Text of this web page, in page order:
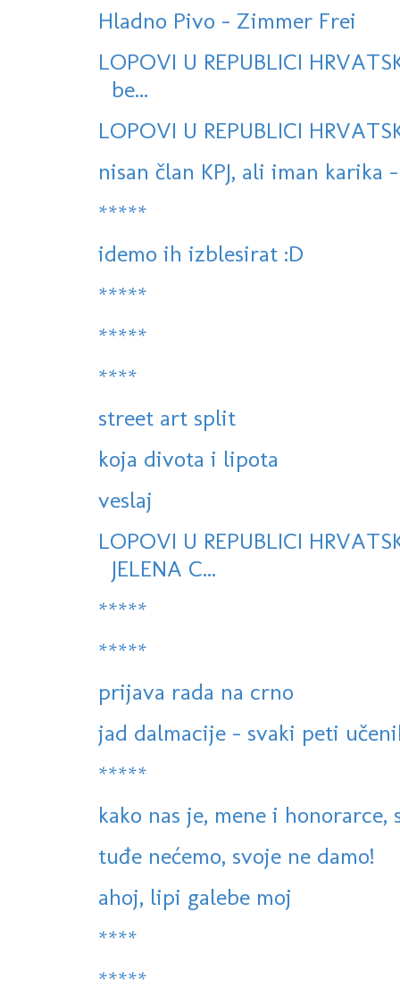
Hladno Pivo - Zimmer Frei
LOPOVI U REPUBLICI
be...
LOPOVI U REPUBLICI
nisan član KPJ, ali iman karika
*****
idemo ih izblesirat :D
*****
*****
****
street art split
koja divota i lipota
veslaj
LOPOVI U REPUBLICI
JELENA C...
*****
*****
prijava rada na crno
jad dalmacije - svaki peti
*****
kako nas je, mene i honorarce,
tuđe nećemo, svoje ne damo!
ahoj, lipi galebe moj
****
*****